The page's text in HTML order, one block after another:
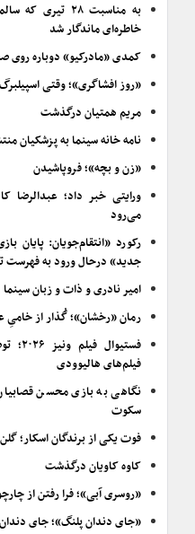
به مناسبت ۲۸
خاطره‌ای ماندگار شد
کمدی «مادرکیو» دوباره روی
«روز افشاگری»؛ وقتی
مریم همتیان درگذشت
نامه خانه سینما به پزشکیان
«زن و بچه»؛ فروپاشیدن
ورایتی خبر داد؛ عبدالرضا
می‌رود
رکورد «انتقام‌جویان: پایان
جدید» درحال ورود به
امیر نادری و ذات و زبان سینما
رمان «رخشان»؛ گُذار از خامیِ
فیلم‌های هالیوودی
نگاهی به بازی محسن
سکوت
فوت یکی از برندگان اسکار؛
کاوه کاویان درگذشت
«روسری آبی»؛ فرا رفتن از
«جای دندان پلنگ»؛ جای